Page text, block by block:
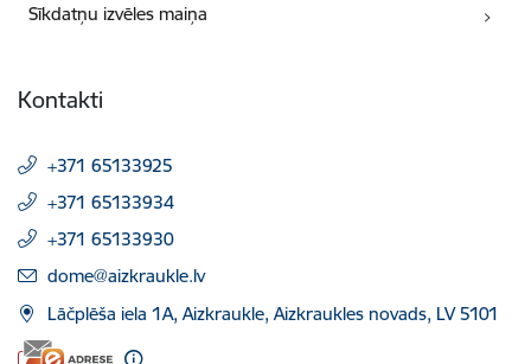
Sīkdatņu izvēles maiņa
Kontakti
+371 65133925
+371 65133934
+371 65133930
E-pasts:
dome@aizkraukle.lv
Lāčplēša iela 1A, Aizkraukle, Aizkraukles novads, LV 5101